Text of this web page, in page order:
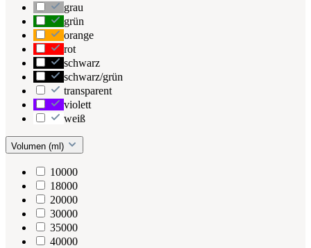
grau
grün
orange
rot
schwarz
schwarz/grün
transparent
violett
weiß
Volumen (ml)
10000
18000
20000
30000
35000
40000